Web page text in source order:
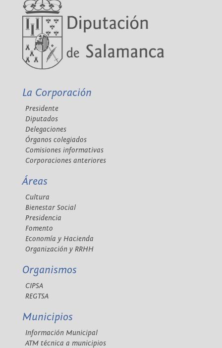
La Corporación
Presidente
Diputados
Delegaciones
Órganos colegiados
Comisiones informativas
Corporaciones anteriores
Áreas
Cultura
Bienestar Social
Presidencia
Fomento
Economía y Hacienda
Organización y RRHH
Organismos
CIPSA
REGTSA
Municipios
Información Municipal
ATM técnica a municipios